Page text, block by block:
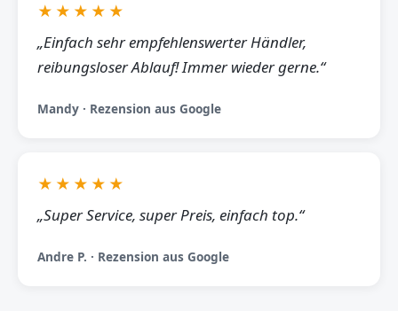
★★★★★
„Einfach sehr empfehlenswerter Händler,
reibungsloser Ablauf! Immer wieder gerne.“
Mandy · Rezension aus Google
★★★★★
„Super Service, super Preis, einfach top.“
Andre P. · Rezension aus Google